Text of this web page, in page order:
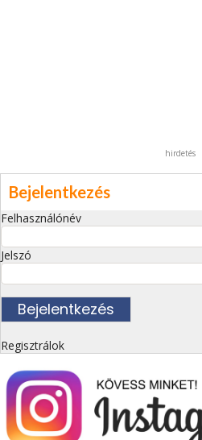
hirdetés
Bejelentkezés
Felhasználónév
Jelszó
Regisztrálok